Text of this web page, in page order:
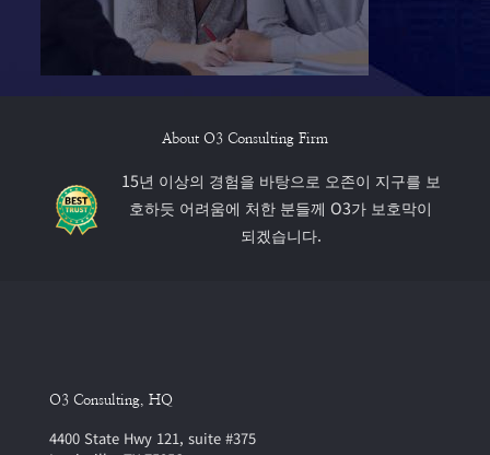
About O3 Consulting Firm
15년 이상의 경험을 바탕으로 오존이 지구를 보
호하듯 어려움에 처한 분들께 O3가 보호막이
되겠습니다.
O3 Consulting, HQ
4400 State Hwy 121, suite #375